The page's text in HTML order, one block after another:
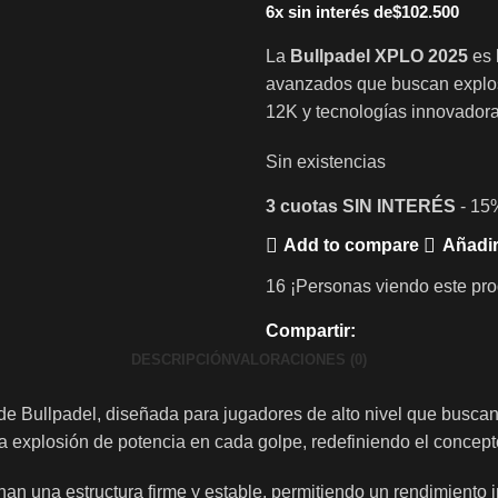
6x sin interés de$102.500
La Bullpadel XPLO 2025 es
avanzados que buscan
12K y tecnologías
Sin existencias
3 cuotas SIN INTERÉS -
Add to compare
16 ¡Personas viendo este
Compartir:
DESCRIPCIÓNVALORACIONES (0)
Bullpadel, diseñada para jugadores de alto nivel que
explosión de potencia en cada golpe, redefiniendo el
una estructura firme y estable, permitiendo un